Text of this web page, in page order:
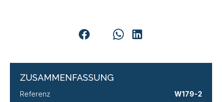
ZUSAMMENFASSUNG
Referenz
W179-2